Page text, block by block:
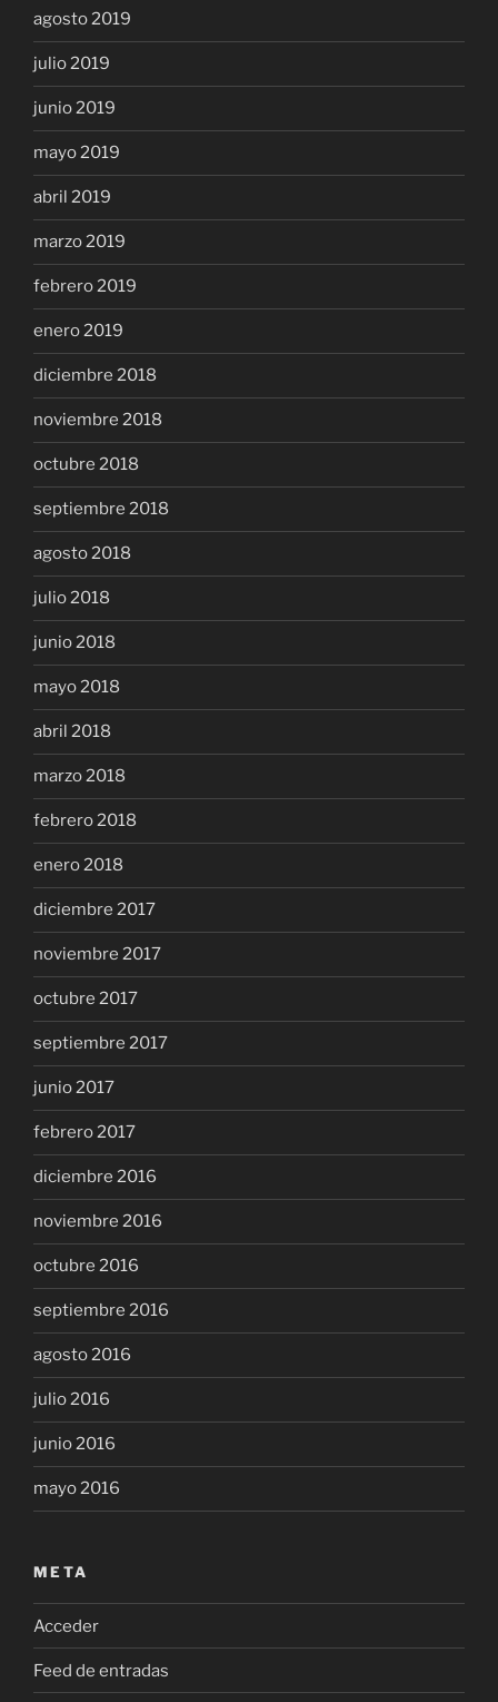
agosto 2019
julio 2019
junio 2019
mayo 2019
abril 2019
marzo 2019
febrero 2019
enero 2019
diciembre 2018
noviembre 2018
octubre 2018
septiembre 2018
agosto 2018
julio 2018
junio 2018
mayo 2018
abril 2018
marzo 2018
febrero 2018
enero 2018
diciembre 2017
noviembre 2017
octubre 2017
septiembre 2017
junio 2017
febrero 2017
diciembre 2016
noviembre 2016
octubre 2016
septiembre 2016
agosto 2016
julio 2016
junio 2016
mayo 2016
META
Acceder
Feed de entradas